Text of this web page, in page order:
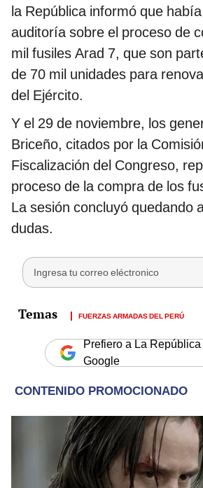
la República informó que
auditoría sobre el proceso de
mil fusiles Arad 7, que son
de 70 mil unidades para
del Ejército.
Y el 29 de noviembre, los
Briceño, citados por la
Fiscalización del Congreso,
proceso de la compra de los
La sesión concluyó quedando
dudas.
FUERZAS ARMADAS DEL PERÚ
Prefiero a La República
Google